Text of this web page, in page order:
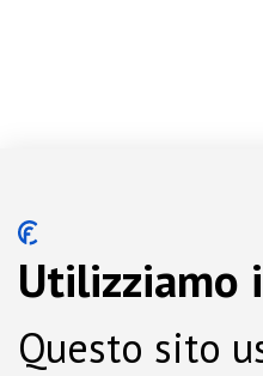
Utilizziamo
Questo sito